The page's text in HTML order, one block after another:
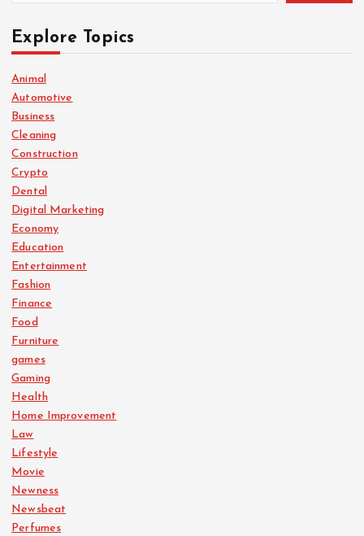
Explore Topics
Animal
Automotive
Business
Cleaning
Construction
Crypto
Dental
Digital Marketing
Economy
Education
Entertainment
Fashion
Finance
Food
Furniture
games
Gaming
Health
Home Improvement
Law
Lifestyle
Movie
Newness
Newsbeat
Perfumes